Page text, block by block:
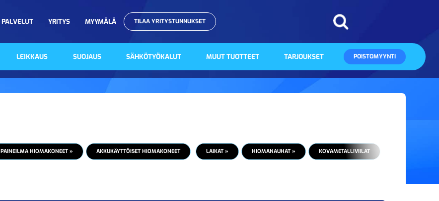
PALVELUT YRITYS MYYMÄLÄ TILAA YRITYSTUNNUKSET
LEIKKAUS SUOJAUS SÄHKÖTYÖKALUT MUUT TUOTTEET TARJOUKSET POISTOMYYNTI
PAINEILMA HIOMAKONEET » AKKUKÄYTTÖISET HIOMAKONEET LAIKAT » HIOMANAUHAT » KOVAMETALLIVIILAT